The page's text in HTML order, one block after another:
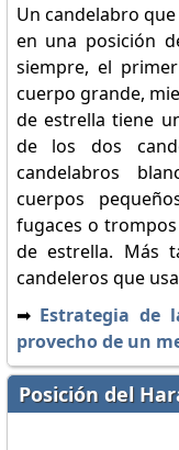
Un candelabro
en una posición
siempre, el
cuerpo grande,
de estrella tiene
de los dos
candelabros
cuerpos
fugaces o
de estrella. Más
candeleros que
➡️ Estrategia de
provecho de un
Posición del